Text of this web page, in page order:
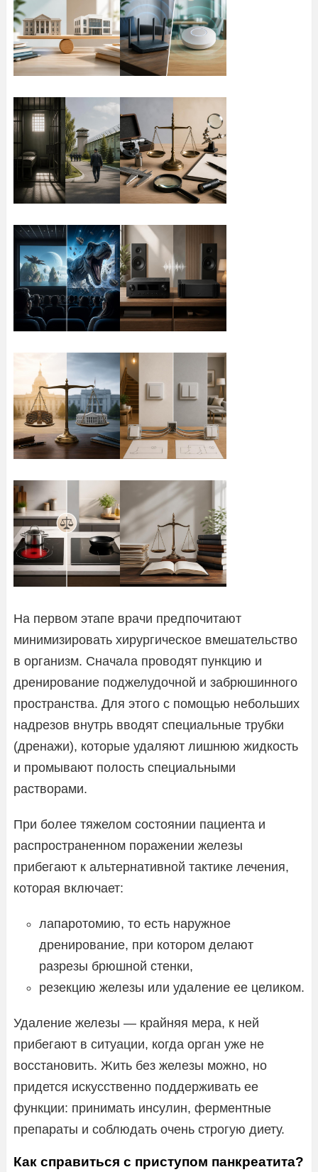
На первом этапе врачи предпочитают
минимизировать хирургическое вмешательство
в организм. Сначала проводят пункцию и
дренирование поджелудочной и забрюшинного
пространства. Для этого с помощью небольших
надрезов внутрь вводят специальные трубки
(дренажи), которые удаляют лишнюю жидкость
и промывают полость специальными
растворами.
При более тяжелом состоянии пациента и
распространенном поражении железы
прибегают к альтернативной тактике лечения,
которая включает:
лапаротомию, то есть наружное
дренирование, при котором делают
разрезы брюшной стенки,
резекцию железы или удаление ее целиком.
Удаление железы — крайняя мера, к ней
прибегают в ситуации, когда орган уже не
восстановить. Жить без железы можно, но
придется искусственно поддерживать ее
функции: принимать инсулин, ферментные
препараты и соблюдать очень строгую диету.
Как справиться с приступом панкреатита?